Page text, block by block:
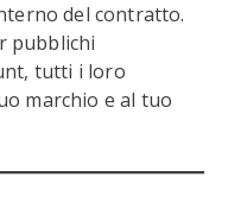
del contratto.
pubblichi
tutti i loro
marchio e al tuo